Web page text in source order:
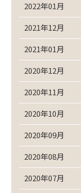
2022年01月
2021年12月
2021年01月
2020年12月
2020年11月
2020年10月
2020年09月
2020年08月
2020年07月